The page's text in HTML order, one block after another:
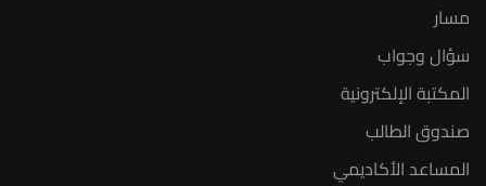
مسار
سؤال وجواب
المكتبة الإلكترونية
صندوق الطالب
المساعد الأكاديمي